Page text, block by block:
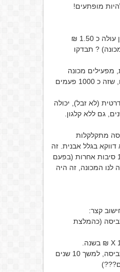
מופתעים!
· מנה אחת של קלגון עולה כ 1.50 ₪
? תבדקו
מכונה
בערך 3 פעמים ביום, שזה כ 1000 פעמים
(לא זבל), יכולה
מתקלקלות
בגלל אבנית. זה
יכול להיות בגלל 100 סיבות אחרות (בפעם
המכונה, זה היה
קצר:
(כהמלצת
שימוש בקלגון בכל כביסה, למשך 10 שנים